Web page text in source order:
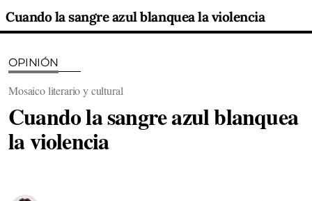
Cuando la sangre azul blanquea la violencia
OPINIÓN
Mosaico literario y cultural
Cuando la sangre azul blanquea
la violencia